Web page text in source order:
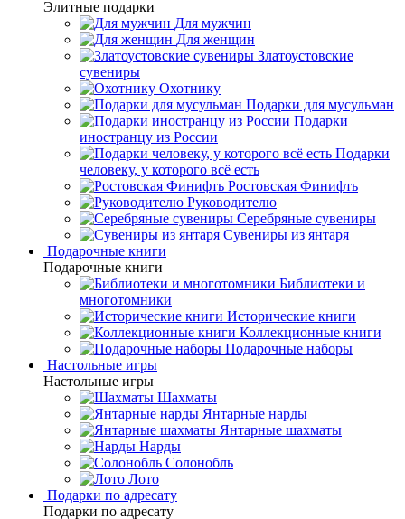
Элитные подарки
Для мужчин
Для женщин
Златоустовские
сувениры
Охотнику
Подарки для мусульман
Подарки
иностранцу из России
Подарки
человеку, у которого всё есть
Ростовская Финифть
Руководителю
Серебряные сувениры
Сувениры из янтаря
Подарочные книги
Подарочные книги
Библиотеки и
многотомники
Исторические книги
Коллекционные книги
Подарочные наборы
Настольные игры
Настольные игры
Шахматы
Янтарные нарды
Янтарные шахматы
Нарды
Солонобль
Лото
Подарки по адресату
Подарки по адресату